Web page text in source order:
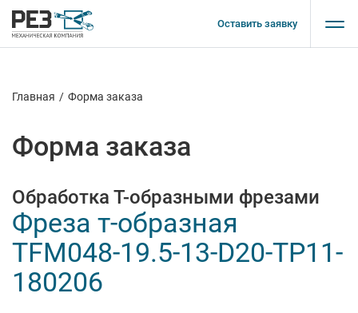
Оставить заявку
Главная / Форма заказа
Форма заказа
Обработка Т-образными фрезами
Фреза т-образная
TFM048-19.5-13-D20-TP11-
180206